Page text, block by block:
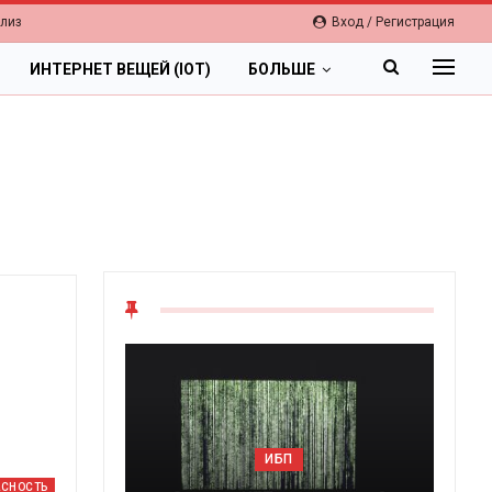
Вход / Регистрация
ИНТЕРНЕТ ВЕЩЕЙ (IOT) БОЛЬШЕ
Цифровая экономика